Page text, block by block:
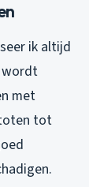
ik altijd
wordt
met
tot